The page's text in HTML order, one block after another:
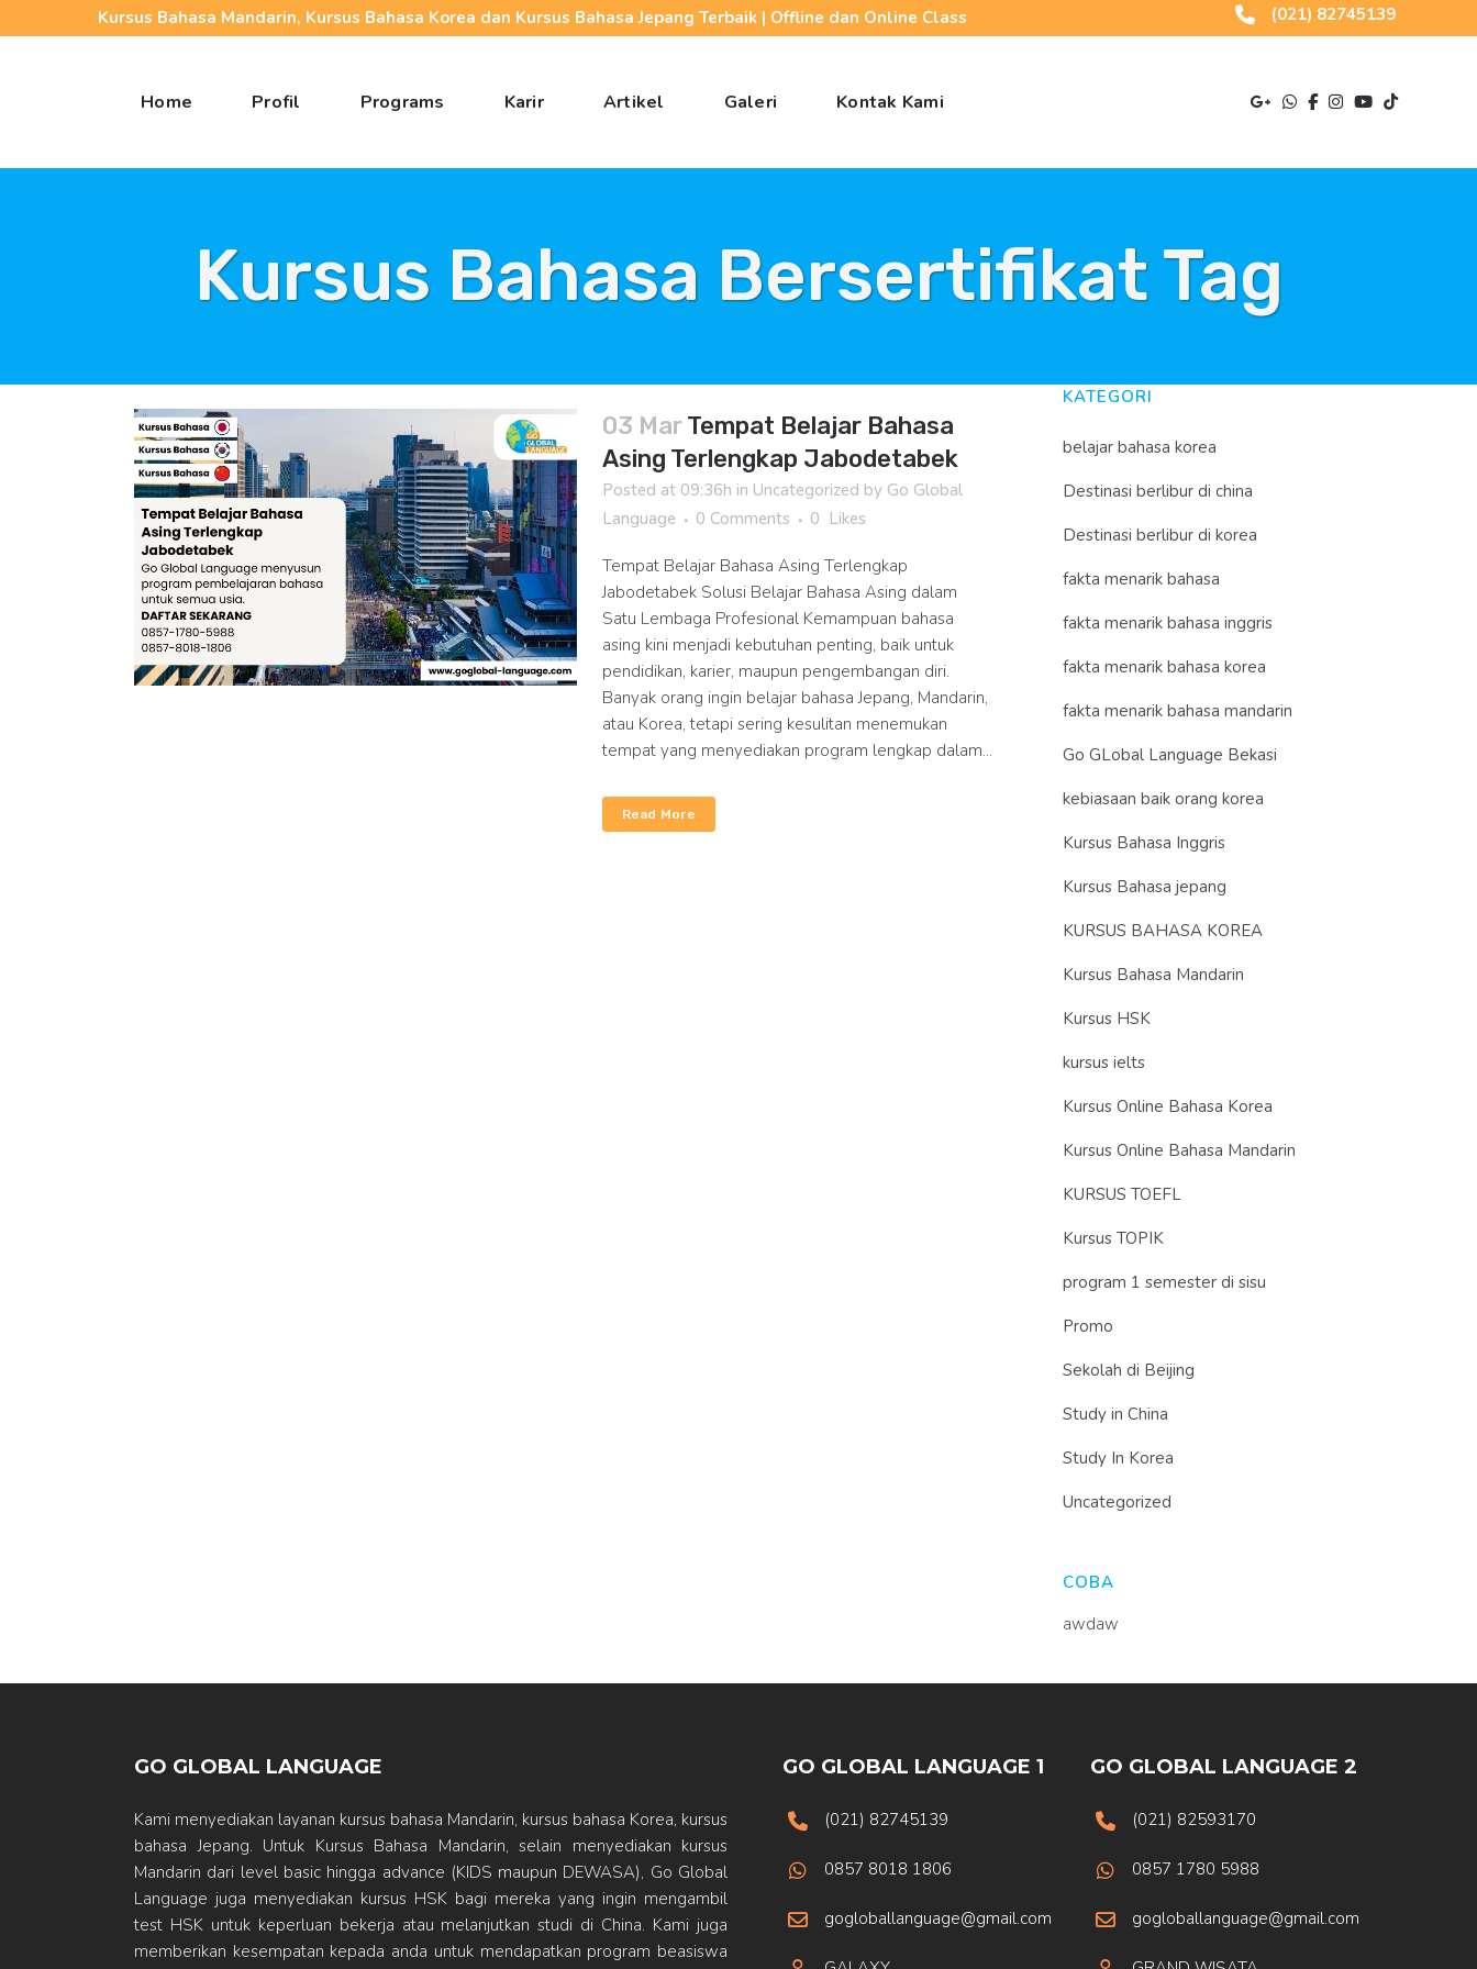
Kursus Bahasa Mandarin, Kursus Bahasa Korea dan Kursus Bahasa Jepang Terbaik | Offline dan Online Class (021) 82745139
Home Profil Programs Karir Artikel Galeri Kontak Kami
Kursus Bahasa Bersertifikat Tag
03 Mar Tempat Belajar Bahasa
Asing Terlengkap Jabodetabek
Posted at 09:36h in Uncategorized by Go Global
Language
0 Comments 0 Likes
Tempat Belajar Bahasa Asing Terlengkap
Jabodetabek Solusi Belajar Bahasa Asing dalam
Satu Lembaga Profesional Kemampuan bahasa
asing kini menjadi kebutuhan penting, baik untuk
pendidikan, karier, maupun pengembangan diri.
Banyak orang ingin belajar bahasa Jepang, Mandarin,
atau Korea, tetapi sering kesulitan menemukan
tempat yang menyediakan program lengkap dalam...
Read More
KATEGORI
belajar bahasa korea
Destinasi berlibur di china
Destinasi berlibur di korea
fakta menarik bahasa
fakta menarik bahasa inggris
fakta menarik bahasa korea
fakta menarik bahasa mandarin
Go GLobal Language Bekasi
kebiasaan baik orang korea
Kursus Bahasa Inggris
Kursus Bahasa jepang
KURSUS BAHASA KOREA
Kursus Bahasa Mandarin
Kursus HSK
kursus ielts
Kursus Online Bahasa Korea
Kursus Online Bahasa Mandarin
KURSUS TOEFL
Kursus TOPIK
program 1 semester di sisu
Promo
Sekolah di Beijing
Study in China
Study In Korea
Uncategorized
COBA
awdaw
GO GLOBAL LANGUAGE
Kami menyediakan layanan kursus bahasa Mandarin, kursus bahasa Korea, kursus
bahasa Jepang. Untuk Kursus Bahasa Mandarin, selain menyediakan kursus
Mandarin dari level basic hingga advance (KIDS maupun DEWASA), Go Global
Language juga menyediakan kursus HSK bagi mereka yang ingin mengambil
test HSK untuk keperluan bekerja atau melanjutkan studi di China. Kami juga
memberikan kesempatan kepada anda untuk mendapatkan program beasiswa
GO GLOBAL LANGUAGE 1
(021) 82745139
0857 8018 1806
gogloballanguage@gmail.com
GO GLOBAL LANGUAGE 2
(021) 82593170
0857 1780 5988
gogloballanguage@gmail.com